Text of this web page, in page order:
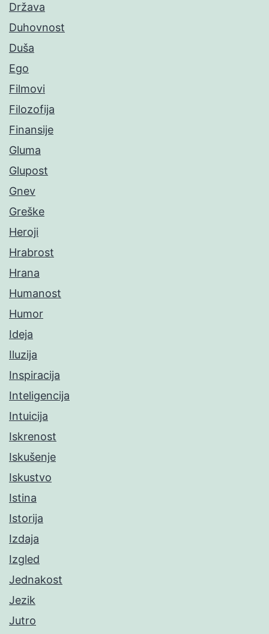
Država
Duhovnost
Duša
Ego
Filmovi
Filozofija
Finansije
Gluma
Glupost
Gnev
Greške
Heroji
Hrabrost
Hrana
Humanost
Humor
Ideja
Iluzija
Inspiracija
Inteligencija
Intuicija
Iskrenost
Iskušenje
Iskustvo
Istina
Istorija
Izdaja
Izgled
Jednakost
Jezik
Jutro